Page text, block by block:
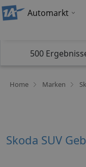
Automarkt
500
Home Marken
Skoda SUV